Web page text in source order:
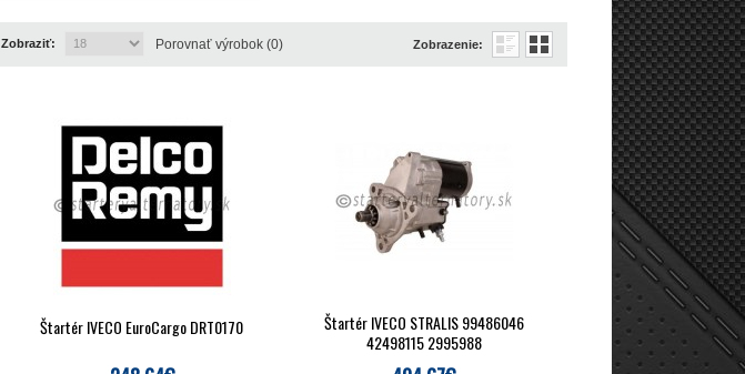
Zobraziť: Porovnať výrobok (0) Zobrazenie:
Štartér IVECO EuroCargo DRT0170
Štartér IVECO STRALIS 99486046
42498115 2995988